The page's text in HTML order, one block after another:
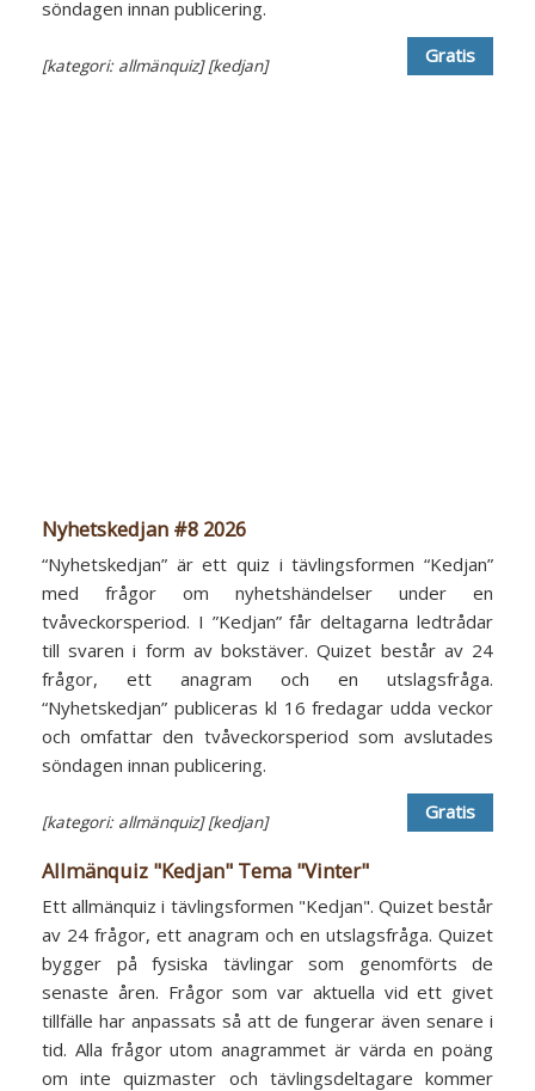
söndagen innan publicering.
[kategori: allmänquiz] [kedjan] Gratis
Nyhetskedjan #8 2026
“Nyhetskedjan” är ett quiz i tävlingsformen “Kedjan”
med frågor om nyhetshändelser under en
tvåveckorsperiod. I ”Kedjan” får deltagarna ledtrådar
till svaren i form av bokstäver. Quizet består av 24
frågor, ett anagram och en utslagsfråga.
“Nyhetskedjan” publiceras kl 16 fredagar udda veckor
och omfattar den tvåveckorsperiod som avslutades
söndagen innan publicering.
[kategori: allmänquiz] [kedjan] Gratis
Allmänquiz "Kedjan" Tema "Vinter"
Ett allmänquiz i tävlingsformen "Kedjan". Quizet består
av 24 frågor, ett anagram och en utslagsfråga. Quizet
bygger på fysiska tävlingar som genomförts de
senaste åren. Frågor som var aktuella vid ett givet
tillfälle har anpassats så att de fungerar även senare i
tid. Alla frågor utom anagrammet är värda en poäng
om inte quizmaster och tävlingsdeltagare kommer